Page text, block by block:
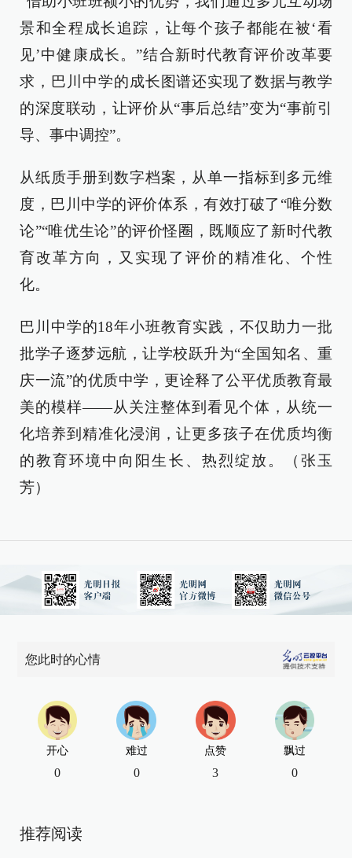
景和全程成长追踪，让每个孩子都能在被‘看
见’中健康成长。”结合新时代教育评价改革要
求，巴川中学的成长图谱还实现了数据与教学
的深度联动，让评价从“事后总结”变为“事前引
导、事中调控”。
从纸质手册到数字档案，从单一指标到多元维
度，巴川中学的评价体系，有效打破了“唯分数
论”“唯优生论”的评价怪圈，既顺应了新时代教
育改革方向，又实现了评价的精准化、个性
化。
巴川中学的18年小班教育实践，不仅助力一批
批学子逐梦远航，让学校跃升为“全国知名、重
庆一流”的优质中学，更诠释了公平优质教育最
美的模样——从关注整体到看见个体，从统一
化培养到精准化浸润，让更多孩子在优质均衡
的教育环境中向阳生长、热烈绽放。（张玉
芳）
您此时的心情
开心
0
难过
0
点赞
3
飘过
0
推荐阅读